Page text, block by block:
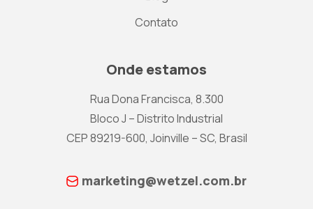
Contato
Onde estamos
Rua Dona Francisca, 8.300
Bloco J – Distrito Industrial
CEP 89219-600, Joinville – SC, Brasil
marketing@wetzel.com.br